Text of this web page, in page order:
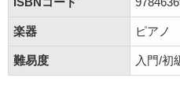
楽器 ピアノ
難易度 入門/初